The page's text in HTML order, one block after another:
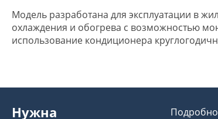
Модель разработана для эксплуатации в
охлаждения и обогрева с возможностью
использование кондиционера
Нужна
Подробно